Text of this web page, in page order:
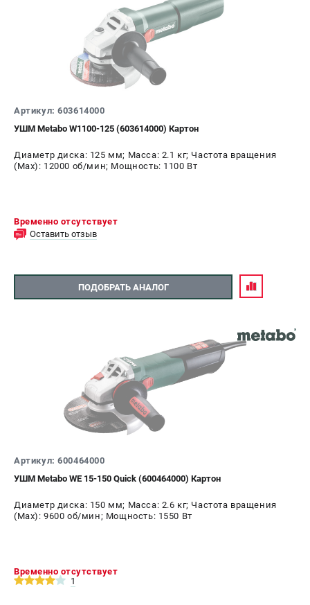
Артикул: 603614000
УШМ Metabo W1100-125 (603614000) Картон
Диаметр диска: 125 мм; Масса: 2.1 кг; Частота вращения
(Max): 12000 об/мин; Мощность: 1100 Вт
Временно отсутствует
Оставить отзыв
ПОДОБРАТЬ АНАЛОГ
Артикул: 600464000
УШМ Metabo WE 15-150 Quick (600464000) Картон
Диаметр диска: 150 мм; Масса: 2.6 кг; Частота вращения
(Max): 9600 об/мин; Мощность: 1550 Вт
Временно отсутствует
1